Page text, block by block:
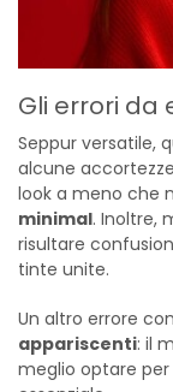
Gli errori da
Seppur versatile,
alcune
look a meno che
minimal. Inoltre,
risultare
tinte unite.
Un altro errore
appariscenti: il
meglio optare per